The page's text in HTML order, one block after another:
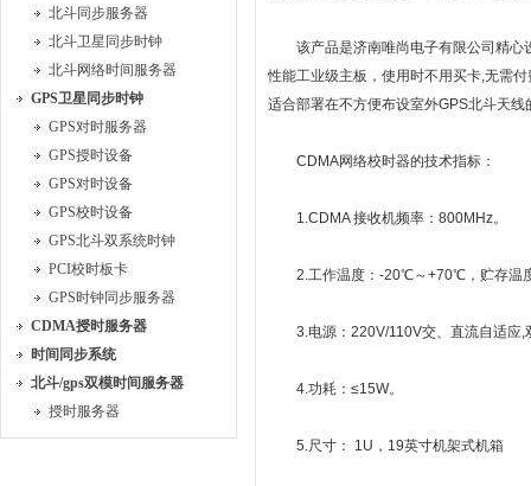
北斗同步服务器
北斗卫星同步时钟
北斗网络时间服务器
GPS卫星同步时钟
GPS对时服务器
GPS授时设备
GPS对时设备
GPS校时设备
GPS北斗双系统时钟
PCI校时板卡
GPS时钟同步服务器
CDMA授时服务器
时间同步系统
北斗/gps双模时间服务器
授时服务器
该产品是济南唯尚电子有限公司精心
性能工业级主板，使用时不用买卡,无需
适合部署在不方便布设室外GPS北斗天
CDMA网络校时器的技术指标：
1.CDMA 接收机频率：800MHz。
2.工作温度：-20℃～+70℃，贮存温
3.电源：220V/110V交、直流自适应,
4.功耗：≤15W。
5.尺寸： 1U，19英寸机架式机箱